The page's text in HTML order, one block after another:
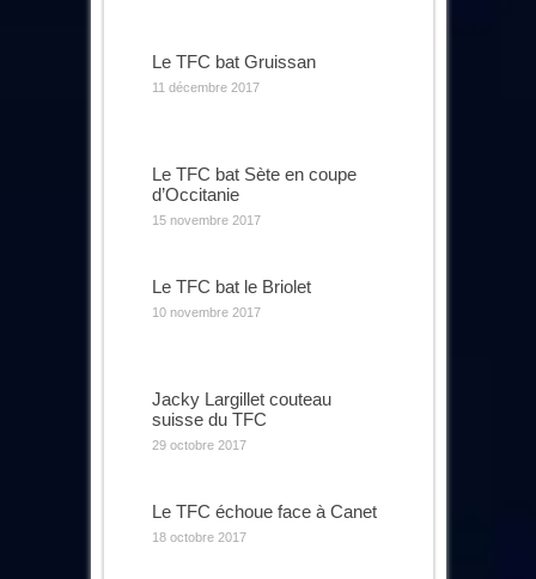
Le TFC bat Gruissan
11 décembre 2017
Le TFC bat Sète en coupe
d’Occitanie
15 novembre 2017
Le TFC bat le Briolet
10 novembre 2017
Jacky Largillet couteau
suisse du TFC
29 octobre 2017
Le TFC échoue face à Canet
18 octobre 2017